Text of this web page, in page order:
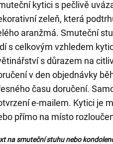
kytici s pečlivě
zeleň, která
aranžmá. Smuteční
s celkovým vzhledem
s důrazem na
v den objednávky
času doručení.
e-mailem. Kytici je
přímo na místo
na smuteční stuhu nebo